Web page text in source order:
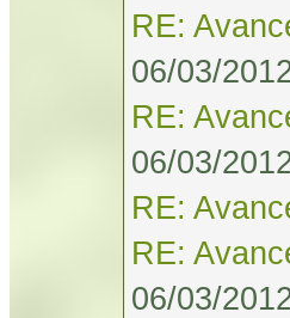
RE:
06/03/
RE:
06/03/
RE:
RE:
06/03/